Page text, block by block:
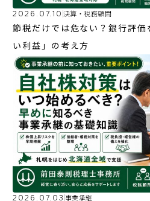
2026.07.10 決算・税務顧問
節税だけでは危ない？銀行評
い利益」の考え方
2026.07.03 事業承継